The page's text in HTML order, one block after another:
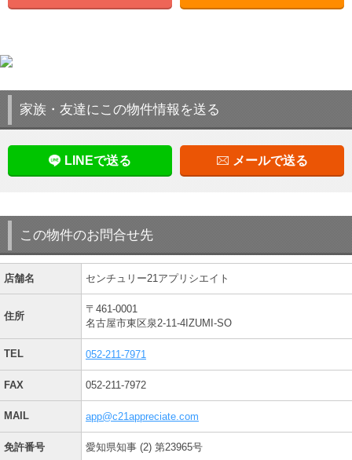
家族・友達にこの物件情報を送る
LINEで送る メールで送る
この物件のお問合せ先
店舗名 センチュリー21アプリシエイト
住所
〒461-0001
名古屋市東区泉2-11-4IZUMI-SO
TEL 052-211-7971
FAX 052-211-7972
MAIL app@c21appreciate.com
免許番号 愛知県知事 (2) 第23965号